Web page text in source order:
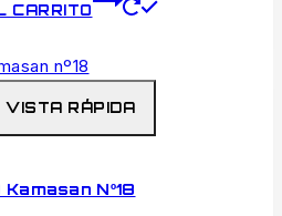
CARRITO
VISTA RÁPIDA
Nº18